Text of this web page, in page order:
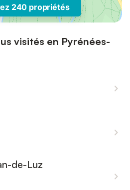
240 propriétés
visités en Pyrénées-
de-Luz